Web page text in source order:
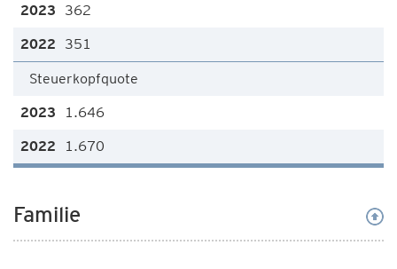
362
351
Steuerkopfquote
1.646
1.670
Familie